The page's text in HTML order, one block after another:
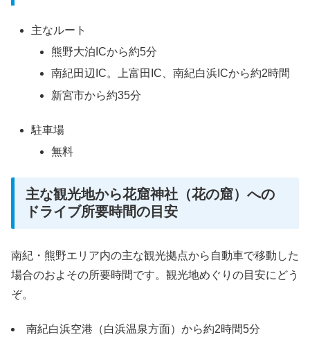
主なルート
熊野大泊ICから約5分
南紀田辺IC。上富田IC、南紀白浜ICから約2時間
新宮市から約35分
駐車場
無料
主な観光地から花窟神社（花の窟）への
ドライブ所要時間の目安
南紀・熊野エリア内の主な観光拠点から自動車で移動した
場合のおよその所要時間です。観光地めぐりの目安にどう
ぞ。
南紀白浜空港（白浜温泉方面）から約2時間5分